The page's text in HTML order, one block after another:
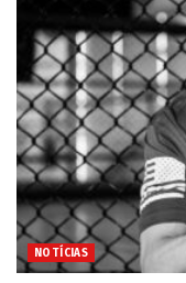
NOTÍCIAS